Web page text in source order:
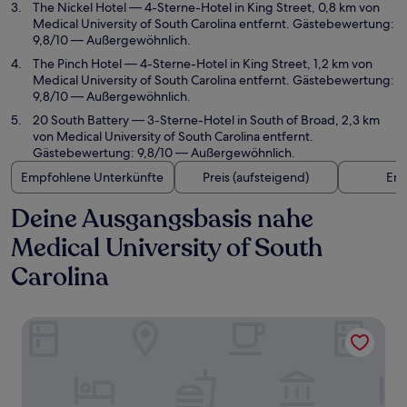
The Nickel Hotel— 4-Sterne-Hotel in King Street, 0,8 km von
Medical University of South Carolina entfernt. Gästebewertung:
9,8/10 — Außergewöhnlich.
The Pinch Hotel— 4-Sterne-Hotel in King Street, 1,2 km von
Medical University of South Carolina entfernt. Gästebewertung:
9,8/10 — Außergewöhnlich.
20 South Battery— 3-Sterne-Hotel in South of Broad, 2,3 km
von Medical University of South Carolina entfernt.
Gästebewertung: 9,8/10 — Außergewöhnlich.
Empfohlene Unterkünfte
Preis (aufsteigend)
Deine Ausgangsbasis nahe
Medical University of South
Carolina